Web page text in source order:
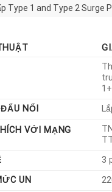
Type 1 and Type 2 Surge
UL 1449 4th and CSA
UL1283, UL1449 4th
Tracking (bộ lọc sóng
Max surge surrent:
Short circuit current rating
UL1283 listed Sine
NỐI
VỚI MẠNG
3
UN